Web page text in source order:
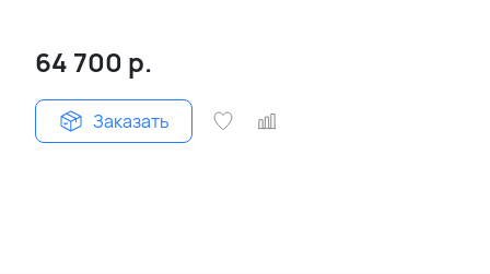
64 700 р.
Заказать